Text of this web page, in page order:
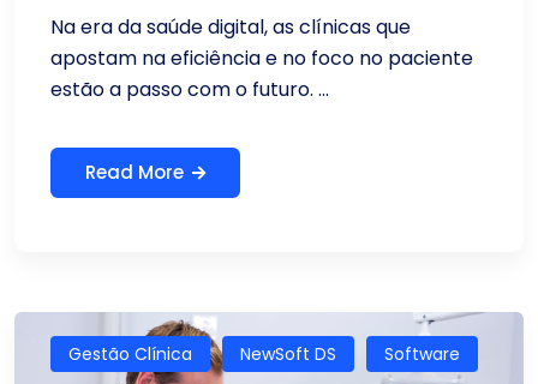
Na era da saúde digital, as clínicas que
apostam na eficiência e no foco no paciente
estão a passo com o futuro. ...
Read More
Gestão Clínica NewSoft DS Software